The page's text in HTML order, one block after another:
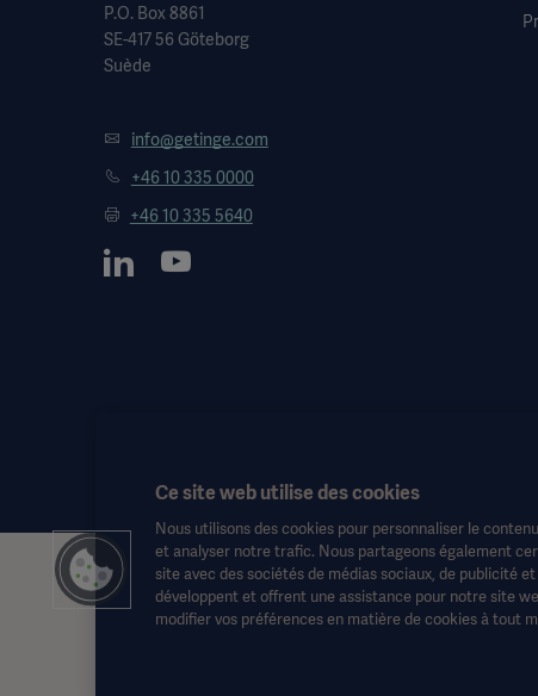
P.O. Box 8861
SE-417 56 Göteborg
Suède
info@getinge.com
+46 10 335 0000
+46 10 335 5640
Ces informations sont destinées exclusivement aux
aucun cas le mode d'emploi, le manuel d'entretien ou les
risques et périls.
Toute thérapie, solution ou produit mentionné peut ne pas être
Ce site web utilise des cookies
Nous utilisons des cookies pour personnaliser le
et analyser notre trafic. Nous partageons également
site avec des sociétés de médias sociaux, de publicité
développent et offrent une assistance pour notre site
modifier vos préférences en matière de cookies à tout